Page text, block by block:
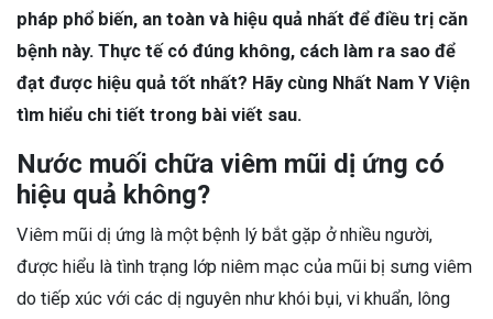
pháp phổ biến, an toàn và hiệu quả nhất để điều trị căn
bệnh này. Thực tế có đúng không, cách làm ra sao để
đạt được hiệu quả tốt nhất? Hãy cùng Nhất Nam Y Viện
tìm hiểu chi tiết trong bài viết sau.
Nước muối chữa viêm mũi dị ứng có
hiệu quả không?
Viêm mũi dị ứng là một bệnh lý bắt gặp ở nhiều người,
được hiểu là tình trạng lớp niêm mạc của mũi bị sưng viêm
do tiếp xúc với các dị nguyên như khói bụi, vi khuẩn, lông